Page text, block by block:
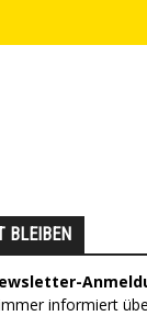
BLEIBEN
informiert